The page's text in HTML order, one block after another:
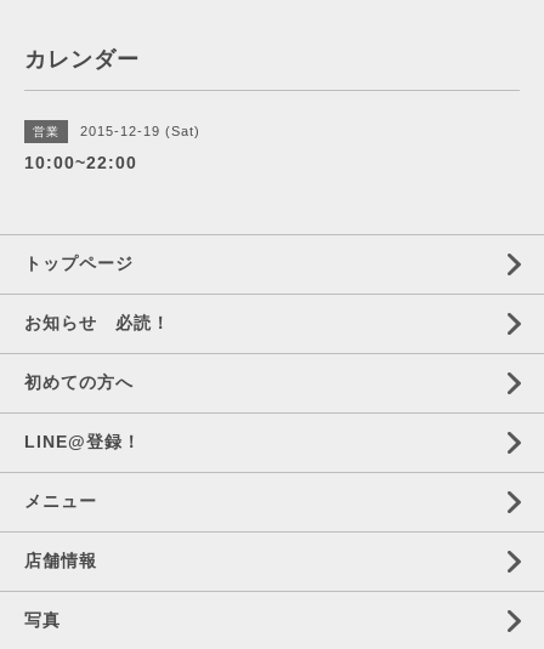
カレンダー
営業 2015-12-19 (Sat)
10:00~22:00
トップページ
お知らせ 必読！
初めての方へ
LINE@登録！
メニュー
店舗情報
写真